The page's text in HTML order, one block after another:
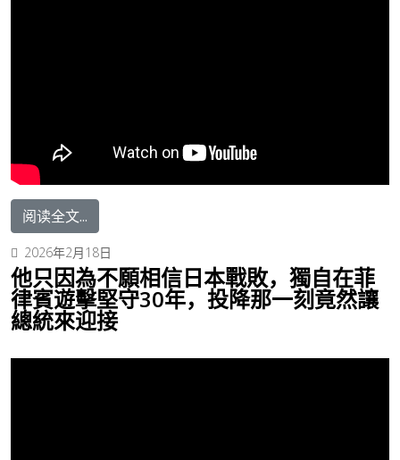
阅读全文...
2026年2月18日
他只因為不願相信日本戰敗，獨自在菲
律賓遊擊堅守30年，投降那一刻竟然讓
總統來迎接